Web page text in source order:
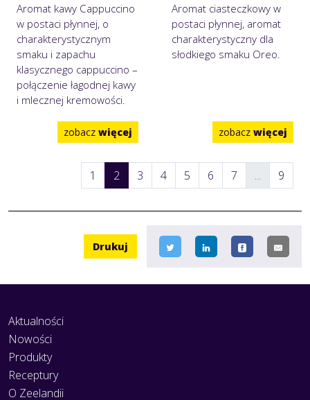
Aromat kawy Cappuccino
w postaci płynnej, o
charakterystycznym
smaku i zapachu
klasycznego cappuccino –
połączenie łagodnej kawy
i mlecznej kremowości.
zobacz więcej
Aromat ciasteczkowy w
postaci płynnej, aromat
charakterystyczny dla
słodkiego smaku Oreo.
zobacz więcej
1 2 3 4 5 6 7 ... 9
Drukuj
Aktualności
Nowości
Produkty
Receptury
O Zeelandii